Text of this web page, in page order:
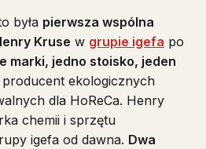
była pierwsza wspólna
Kruse w grupie igefa po
marki, jedno stoisko, jeden
ekologicznych
dla HoReCa. Henry
chemii i sprzętu
igefa od dawna. Dwa